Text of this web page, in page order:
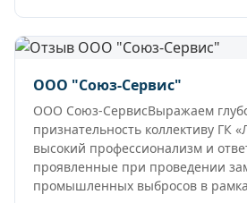
ООО "Союз-Сервис"
ООО Союз-СервисВыражаем
признательность коллективу ГК
высокий профессионализм и
проявленные при проведении
промышленных выбросов в